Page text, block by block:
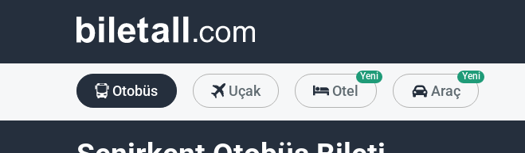
Otobüs Uçak Otel
Yeni
Araç
Yeni